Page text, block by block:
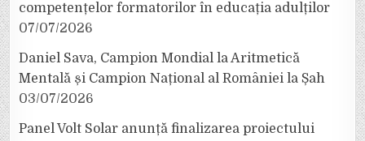
competențelor formatorilor în educația adulților
07/07/2026
Daniel Sava, Campion Mondial la Aritmetică
Mentală și Campion Național al României la Șah
03/07/2026
Panel Volt Solar anunță finalizarea proiectului